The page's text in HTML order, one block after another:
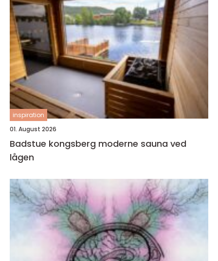
inspiration
01. August 2026
Badstue kongsberg moderne sauna ved
lågen